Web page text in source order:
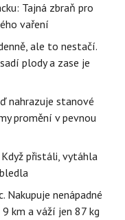
Tajná zbraň pro
vaření
ale to nestačí.
plody a zase je
nahrazuje stanové
promění v pevnou
přistáli, vytáhla
Nakupuje nenápadné
km a váží jen 87 kg